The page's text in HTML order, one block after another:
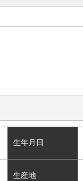
生年月日
生産地